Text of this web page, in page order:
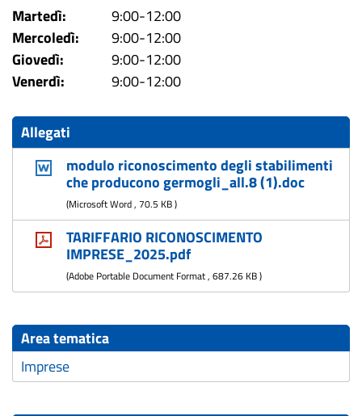
Martedì:
9:00-12:00
Mercoledì:
9:00-12:00
Giovedì:
9:00-12:00
Venerdì:
9:00-12:00
Allegati
modulo riconoscimento degli stabilimenti
che producono germogli_all.8 (1).doc
(Microsoft Word, 70.5 KB)
TARIFFARIO RICONOSCIMENTO
IMPRESE_2025.pdf
(Adobe Portable Document Format, 687.26 KB)
Area tematica
Imprese